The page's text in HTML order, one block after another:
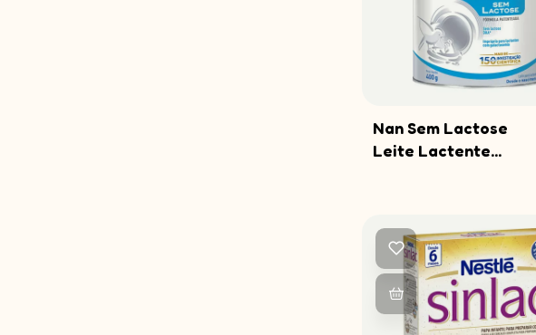
COMPRAR
Nan Sem Lactose
Leite Lactente...